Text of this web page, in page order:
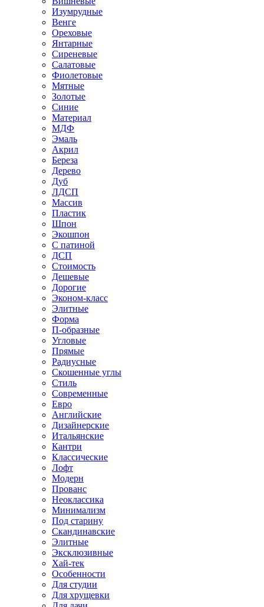
Изумрудные
Венге
Ореховые
Янтарные
Сиреневые
Салатовые
Фиолетовые
Мятные
Золотые
Синие
Материал
МДФ
Эмаль
Акрил
Береза
Дерево
Дуб
ЛДСП
Массив
Пластик
Шпон
Экошпон
С патиной
ДСП
Стоимость
Дешевые
Дорогие
Эконом-класс
Элитные
Форма
П-образные
Угловые
Прямые
Радиусные
Скошенные углы
Стиль
Современные
Евро
Английские
Дизайнерские
Итальянские
Кантри
Классические
Лофт
Модерн
Прованс
Неоклассика
Минимализм
Под старину
Скандинавские
Элитные
Эксклюзивные
Хай-тек
Особенности
Для студии
Для хрущевки